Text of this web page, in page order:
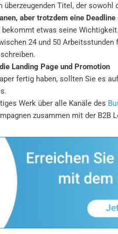
überzeugenden Titel, der
aber trotzdem eine Deadline
etwas seine
24 und 50
Landing Page und Promotion
fertig haben, sollten Sie es
Werk über alle Kanäle des
zusammen mit der B2B